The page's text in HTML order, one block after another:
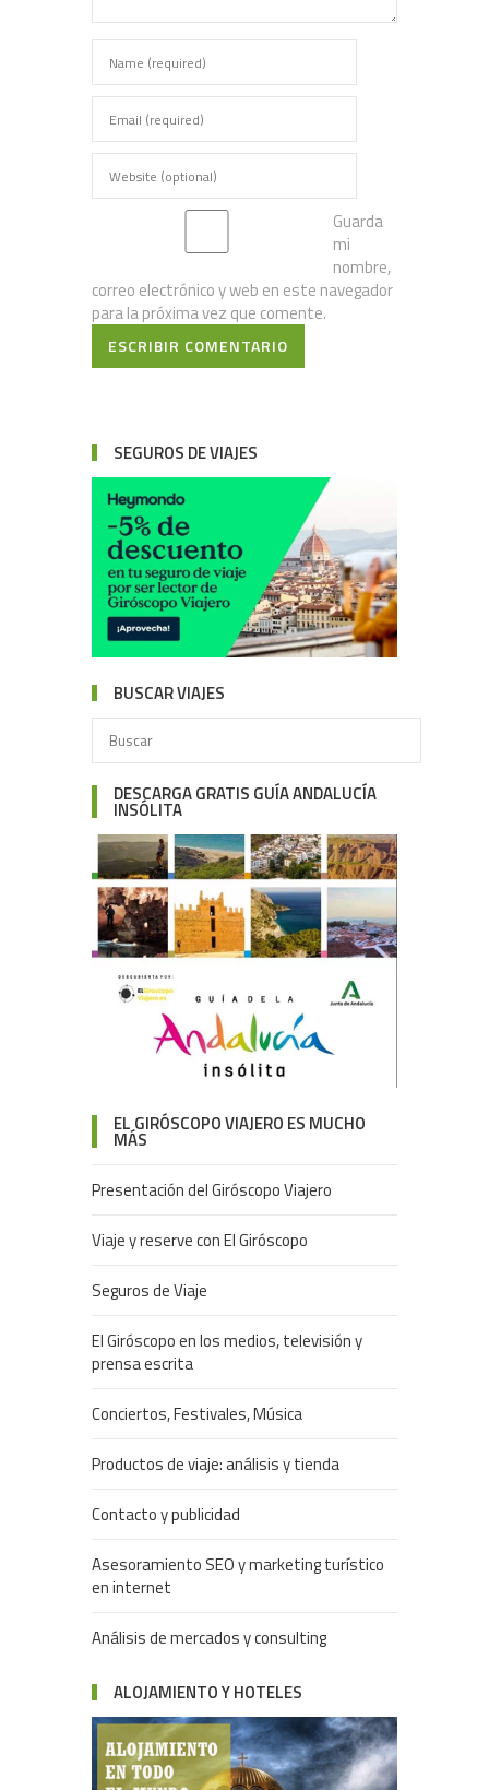
Guarda
mi
nombre,
correo electrónico y web en este navegador
para la próxima vez que comente.
ESCRIBIR COMENTARIO
SEGUROS DE VIAJES
BUSCAR VIAJES
DESCARGA GRATIS GUÍA ANDALUCÍA
INSÓLITA
EL GIRÓSCOPO VIAJERO ES MUCHO
MÁS
Presentación del Giróscopo Viajero
Viaje y reserve con El Giróscopo
Seguros de Viaje
El Giróscopo en los medios, televisión y
prensa escrita
Conciertos, Festivales, Música
Productos de viaje: análisis y tienda
Contacto y publicidad
Asesoramiento SEO y marketing turístico
en internet
Análisis de mercados y consulting
ALOJAMIENTO Y HOTELES